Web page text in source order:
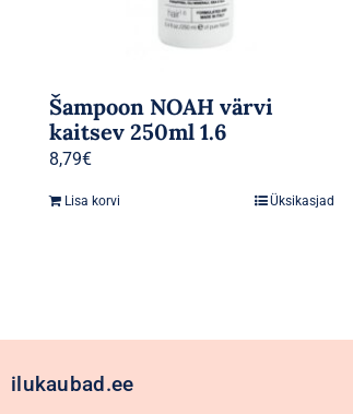
Šampoon NOAH värvi
kaitsev 250ml 1.6
8,79€
Lisa korvi Üksikasjad
ilukaubad.ee